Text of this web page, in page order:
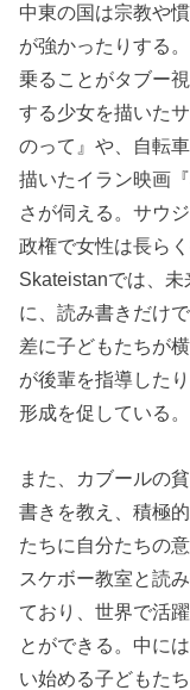
中東の国は宗教や
が強かったりする
乗ることがタブー
する少女を描いた
のって』や、自転
描いたイラン映画
さが伺える。サウ
政権で女性は長ら
Skateistanでは、
に、読み書きだけ
差に子どもたちが
が後輩を指導した
形成を促している。
また、カブールの
書きを教え、積極
たちに自分たちの
スケボー教室と読
ており、世界で活
とができる。中に
い始める子どもた